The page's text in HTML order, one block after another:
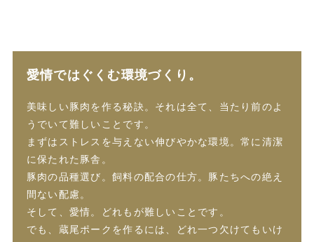
愛情ではぐくむ環境づくり。
美味しい豚肉を作る秘訣。それは全て、当たり前のよ
うでいて難しいことです。
まずはストレスを与えない伸びやかな環境。常に清潔
に保たれた豚舎。
豚肉の品種選び。飼料の配合の仕方。豚たちへの絶え
間ない配慮。
そして、愛情。どれもが難しいことです。
でも、蔵尾ポークを作るには、どれ一つ欠けてもいけ